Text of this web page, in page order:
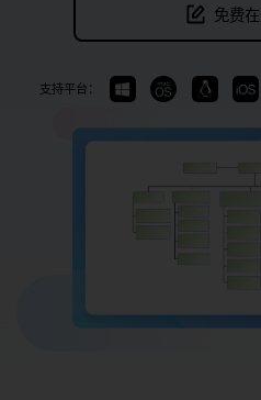
客服热线：
免费
支持平台：